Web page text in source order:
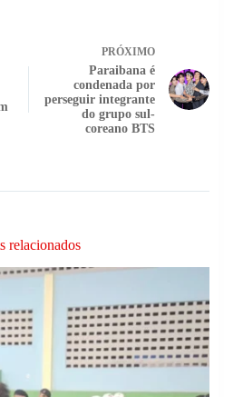
PRÓXIMO
Paraibana é
condenada por
perseguir integrante
do grupo sul-
coreano BTS
relacionados